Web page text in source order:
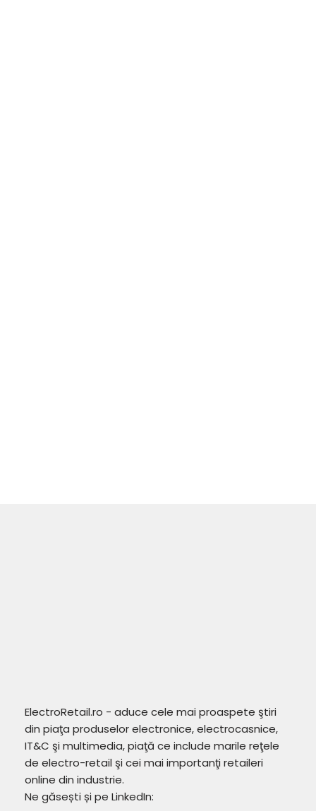
ElectroRetail.ro - aduce cele mai proaspete ştiri
din piaţa produselor electronice, electrocasnice,
IT&C şi multimedia, piaţă ce include marile reţele
de electro-retail şi cei mai importanţi retaileri
online din industrie.
Ne găsești și pe LinkedIn: